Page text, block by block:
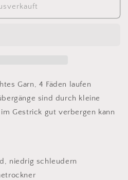
Garn, 4 Fäden laufen
sind durch kleine
Gestrick gut verbergen kann
niedrig schleudern